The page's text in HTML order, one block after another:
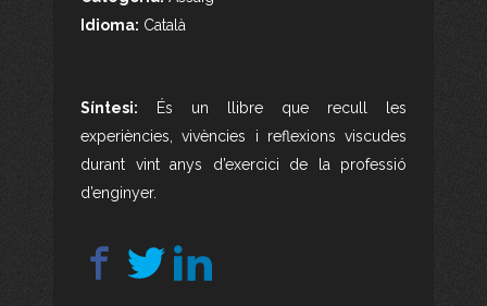
Idioma: Català
Síntesi: És un llibre que recull les
experiències, vivències i reflexions viscudes
durant vint anys d’exercici de la professió
d’enginyer.